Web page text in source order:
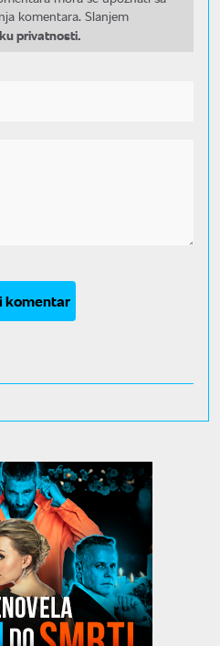
komentara. Slanjem
privatnosti.
komentar